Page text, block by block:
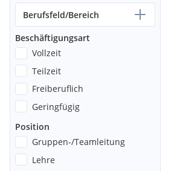
Berufsfeld/Bereich
Beschäftigungsart
Vollzeit
Teilzeit
Freiberuflich
Geringfügig
Position
Gruppen-/Teamleitung
Lehre